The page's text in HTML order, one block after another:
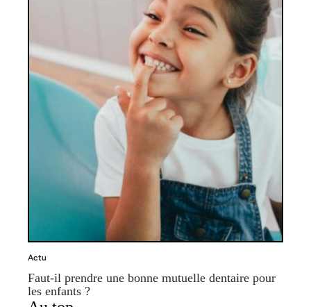
Actu
Faut-il prendre une bonne mutuelle dentaire pour
les enfants ?